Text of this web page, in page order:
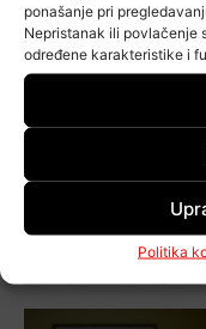
ponašanje pri
Nepristanak ili povlačenje
određene karakteristike i
Politika